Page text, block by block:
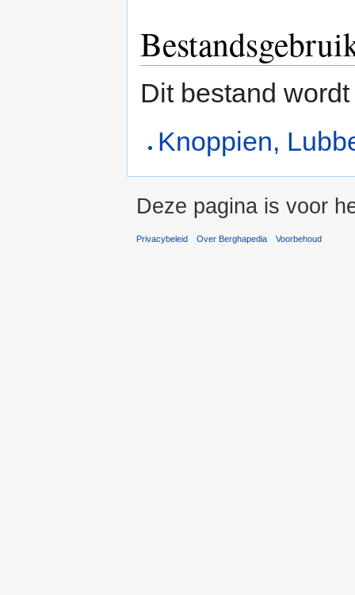
Dit bestand
Knoppien,
Deze pagina is voor
Privacybeleid Over Berghapedia Voorbehoud